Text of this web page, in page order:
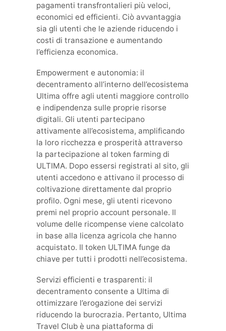
pagamenti transfrontalieri più veloci,
economici ed efficienti. Ciò avvantaggia
sia gli utenti che le aziende riducendo i
costi di transazione e aumentando
l’efficienza economica.
Empowerment e autonomia: il
decentramento all’interno dell’ecosistema
Ultima offre agli utenti maggiore controllo
e indipendenza sulle proprie risorse
digitali. Gli utenti partecipano
attivamente all’ecosistema, amplificando
la loro ricchezza e prosperità attraverso
la partecipazione al token farming di
ULTIMA. Dopo essersi registrati al sito, gli
utenti accedono e attivano il processo di
coltivazione direttamente dal proprio
profilo. Ogni mese, gli utenti ricevono
premi nel proprio account personale. Il
volume delle ricompense viene calcolato
in base alla licenza agricola che hanno
acquistato. Il token ULTIMA funge da
chiave per tutti i prodotti nell’ecosistema.
Servizi efficienti e trasparenti: il
decentramento consente a Ultima di
ottimizzare l’erogazione dei servizi
riducendo la burocrazia. Pertanto, Ultima
Travel Club è una piattaforma di